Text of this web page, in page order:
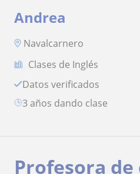
Andrea
Navalcarnero
Clases de Inglés
Datos verificados
3 años dando clase
Profesora